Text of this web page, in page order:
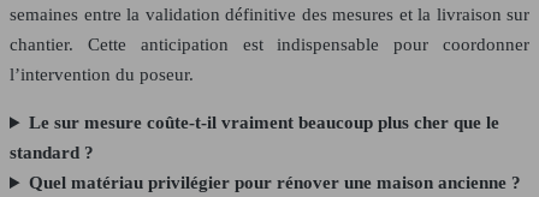
semaines entre la validation définitive des mesures et la livraison sur
chantier. Cette anticipation est indispensable pour coordonner
l’intervention du poseur.
Le sur mesure coûte-t-il vraiment beaucoup plus cher que le
standard ?
Quel matériau privilégier pour rénover une maison ancienne ?